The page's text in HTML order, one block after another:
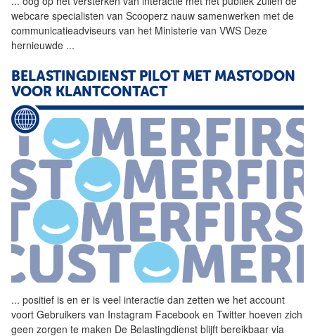
webcare specialisten van Scooperz nauw samenwerken met de
communicatieadviseurs van het Ministerie van VWS Deze
hernieuwde ...
BELASTINGDIENST PILOT METMASTODON
VOOR KLANTCONTACT
... positief is en er is veel interactie dan zetten we het account
voort Gebruikers van Instagram Facebook en Twitter hoeven zich
geen zorgen te maken De Belastingdienst blijft bereikbaar via